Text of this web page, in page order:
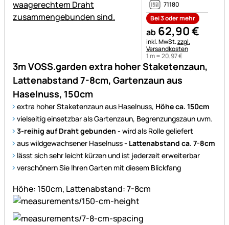
3m VOSS.garden extra hoher Staketenzaun,
Lattenabstand 7-8cm, Gartenzaun aus
Haselnuss, 150cm
extra hoher Staketenzaun aus Haselnuss, Höhe ca. 150cm
vielseitig einsetzbar als Gartenzaun, Begrenzungszaun uvm.
3-reihig auf Draht gebunden - wird als Rolle geliefert
aus wildgewachsener Haselnuss - Lattenabstand ca. 7-8cm
lässt sich sehr leicht kürzen und ist jederzeit erweiterbar
verschönern Sie Ihren Garten mit diesem Blickfang
Höhe: 150cm, Lattenabstand: 7-8cm
71180
Bei 3 oder mehr
ab 62,90€
Steuerhinweis:
inkl. MwSt.zzgl.
Versandkosten
1 m =20,97€